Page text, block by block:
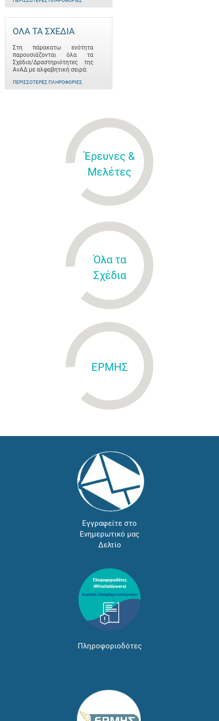
ΟΛΑ ΤΑ ΣΧΕΔΙΑ
Στη πάρακατω ενότητα
παρουσιάζονται όλα τα
Σχέδια/Δραστηριότητες της
ΑνΑΔ με αλφαβητική σειρά:
ΠΕΡΙΣΣΌΤΕΡΕΣ ΠΛΗΡΟΦΟΡΊΕΣ
Έρευνες &
Μελέτες
Όλα τα
Σχέδια
ΕΡΜΗΣ
Εγγραφείτε στο
Ενημερωτικό μας
Δελτίο
Πληροφοριοδότες